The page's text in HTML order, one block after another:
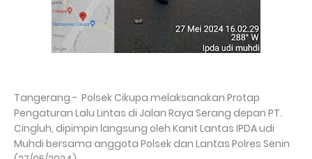
Tangerang - Polsek Cikupa melaksanakan Protap
Pengaturan Lalu Lintas di Jalan Raya Serang depan PT.
Cingluh, dipimpin langsung oleh Kanit Lantas IPDA udi
Muhdi bersama anggota Polsek dan Lantas Polres Senin